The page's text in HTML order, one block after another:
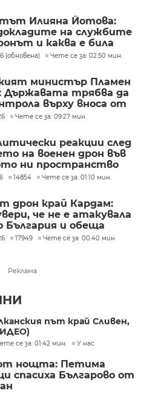
Илияна Йотова:
на службите
и каква е била
роля
(обновена) Чете се за: 02:50 мин.
министър Пламен
Държавата трябва да
върху вноса от
Чете се за: 09:27 мин.
реакции след
на военен дрон във
ни пространство
14854 Чете се за: 01:10 мин.
дрон край Кардам:
че не е атакувала
България и обеща
17949 Чете се за: 00:40 мин.
Реклама
път край Сливен,
се за: 01:42 мин. У нас
нощта: Петима
спасиха Българово от